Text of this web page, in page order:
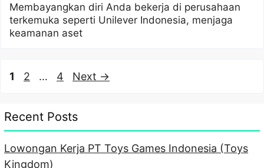
Membayangkan diri Anda bekerja di perusahaan
terkemuka seperti Unilever Indonesia, menjaga
keamanan aset
Page
1 Page
2 … Page
4 Next →
Recent Posts
Lowongan Kerja PT Toys Games Indonesia (Toys
Kingdom)